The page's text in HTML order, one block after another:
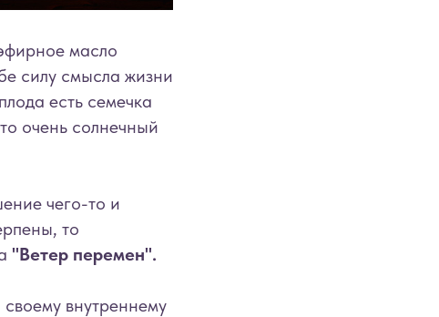
масло
силу смысла жизни
есть семечка
очень солнечный
чего-то и
то
"Ветер перемен".
внутреннему